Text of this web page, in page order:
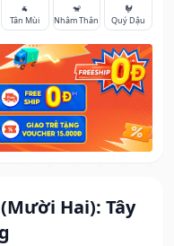
Hai): Tây
🐐
Tân Mùi
🐒
Nhâm Thân
🐓
Quý Dậu